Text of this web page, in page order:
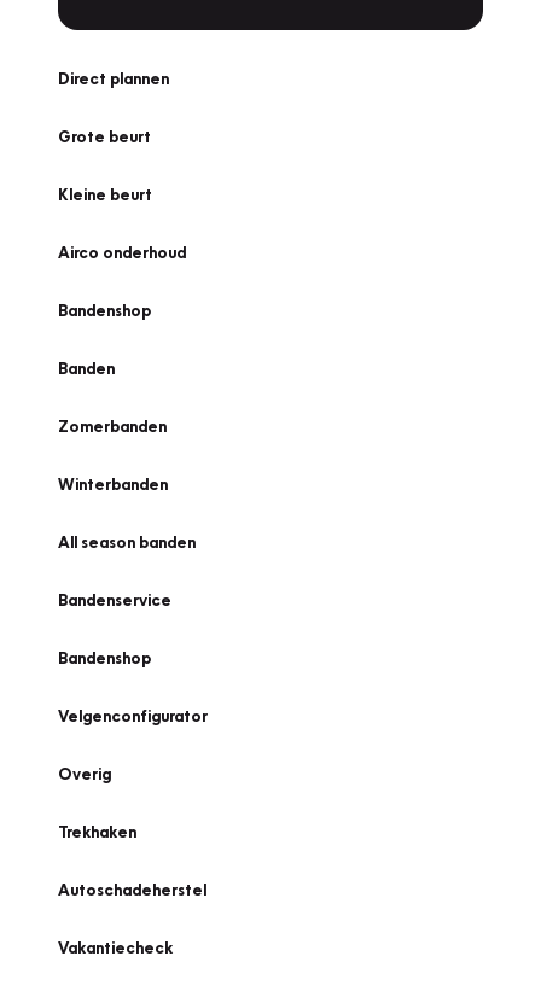
Direct plannen
Grote beurt
Kleine beurt
Airco onderhoud
Bandenshop
Banden
Zomerbanden
Winterbanden
All season banden
Bandenservice
Bandenshop
Velgenconfigurator
Overig
Trekhaken
Autoschadeherstel
Vakantiecheck